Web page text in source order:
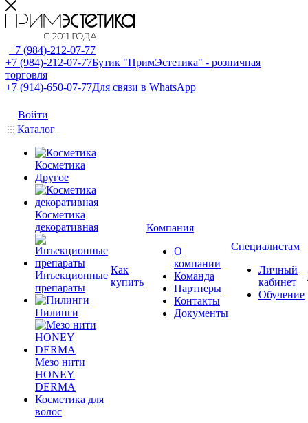
+7 (984)-212-07-77
+7 (984)-212-07-77Бутик "ПримЭстетика" - розничная
торговля
+7 (914)-650-07-77Для связи в WhatsApp
Войти
Каталог
Косметика
Другое
Косметика
декоративная
Инъекционные
препараты
Пилинги
Мезо нити
HONEY
DERMA
Косметика для
волос
Как
купить
Компания
О
компании
Команда
Партнеры
Контакты
Документы
Специалистам
Личный
кабинет
Обучение